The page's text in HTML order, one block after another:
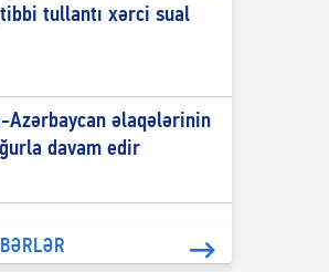
tullantı xərci sual
Azərbaycan əlaqələrinin
davam edir